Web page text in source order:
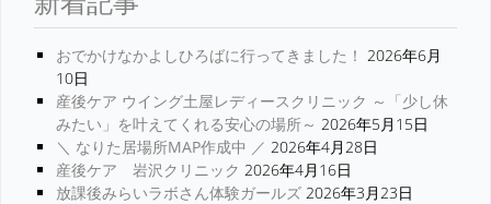
おでかけなかよしひろばに行ってきました！ 2026年6月
10日
産後ケア ウイング土屋レディースクリニック ～「少し休
みたい」を叶えてくれる安心の場所～ 2026年5月15日
＼ なりた居場所MAP作成中 ／ 2026年4月28日
産後ケア 岩沢クリニック 2026年4月16日
放課後みらいラボさん体験ガールズ 2026年3月23日